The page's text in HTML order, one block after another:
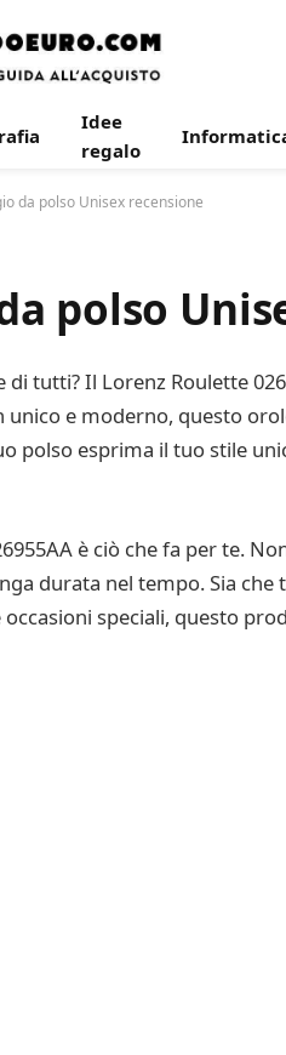
Idee
regalo
da polso Unisex recensione
polso
tutti? Il Lorenz Roulette
unico e moderno, questo
polso esprima il tuo stile
è ciò che fa per te.
durata nel tempo. Sia che
speciali, questo